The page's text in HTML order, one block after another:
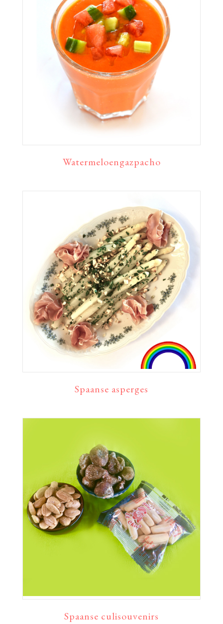
Watermeloengazpacho
Spaanse asperges
Spaanse culisouvenirs